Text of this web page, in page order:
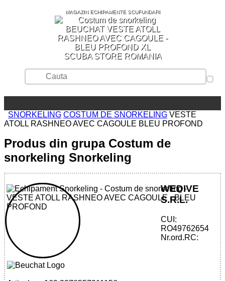
MAGAZIN ECHIPAMENTE SCUFUNDARI
SCUBA STORE ROMANIA
SNORKELING COSTUM DE SNORKELING VESTE
ATOLL RASHNEO AVEC CAGOULE BLEU PROFOND
Produs din grupa Costum de
snorkeling Snorkeling
32785579111 - ATOLL MAN ZIPPED VEST
WITH HOOD - DEEP BLUE
WEDIVE
S.R.L.
CUI:
RO49762654
Nr.ord.RC: